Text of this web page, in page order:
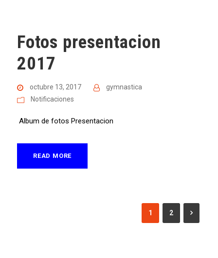
Fotos presentacion
2017
octubre 13, 2017
gymnastica
Notificaciones
Album de fotos Presentacion
READ MORE
1 2